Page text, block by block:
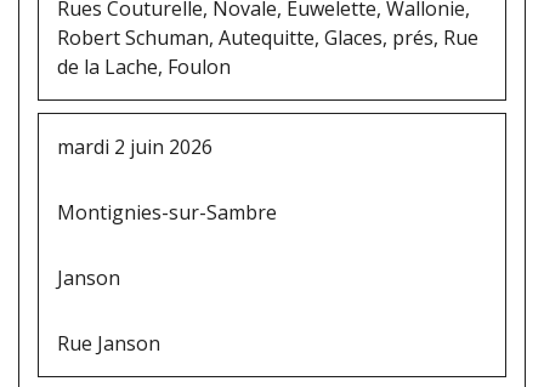
Rues Couturelle, Novale, Euwelette, Wallonie,
Robert Schuman, Autequitte, Glaces, prés, Rue
de la Lache, Foulon
mardi 2 juin 2026
Montignies-sur-Sambre
Janson
Rue Janson